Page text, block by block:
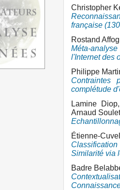
Christopher
française
Rostand
Méta-
l'Internet des
Philippe
Contraintes
complétude
Lamine
Arnaud Soulet
Étienne-
Similarité via
Badre